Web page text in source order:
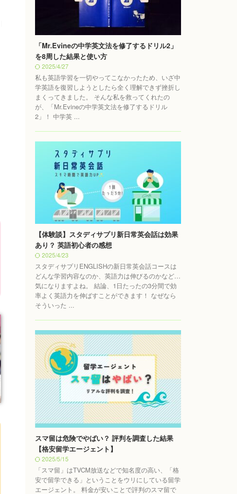
「Mr.Evineの中学英文法を修了するドリル2」
を8周した結果と使い方
2025/4/27
私も英語学習を一切やってこなかったため、いざ中
学英語を復習しようとしたら全く理解できず挫折し
まくってきました。 そんな私を救ってくれたの
が、「Mr.Evineの中学英文法を修了するドリル
2」！ 中学英 ...
【体験談】スタディサプリ新日常英会話は効果
あり？ 英語初心者の感想
2025/4/23
スタディサプリENGLISHの新日常英会話コースは
どんな学習内容なのか、英語力は伸びるのかなど…
気になりますよね。 結論、1日たったの3分間で効
率よく英語力を伸ばすことができます！ なぜなら
そういった ...
スマ留は危険でやばい？ 評判を調査した結果
【格安留学エージェント】
2025/5/15
「スマ留」はTVCM放送などで知名度の高い、「格
安で留学できる」ということをウリにしている留学
エージェント。 料金が安いことで評判のスマ留で